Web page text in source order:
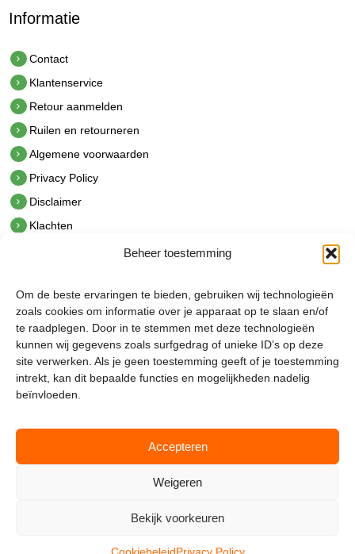
Beheer toestemming
Om de beste ervaringen te bieden, gebruiken wij technologieën
zoals cookies om informatie over je apparaat op te slaan en/of
te raadplegen. Door in te stemmen met deze technologieën
kunnen wij gegevens zoals surfgedrag of unieke ID’s op deze
site verwerken. Als je geen toestemming geeft of je toestemming
intrekt, kan dit bepaalde functies en mogelijkheden nadelig
beïnvloeden.
Accepteren
Weigeren
Bekijk voorkeuren
Informatie
Contact
Klantenservice
Retour aanmelden
Ruilen en retourneren
Algemene voorwaarden
Privacy Policy
Disclaimer
Klachten
hetindustriehuis B.V.
De Hoek 1 1601 MR Enkhuizen
t.0228 53 00 40
e.info@hetindustriehuis.com
KVK 51483904
BTW NL850044522B01